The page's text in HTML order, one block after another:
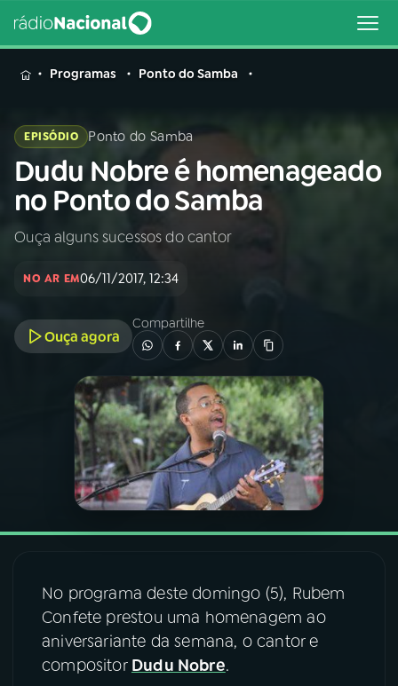
MENU
Buscar
na
Rádio
Nacional
Buscar
01INÍCIO
A RÁDIO
PROGRAMAÇÃO
PROGRAMAS
06VIDEOCASTS
07 ÚLTIMAS
Programas Ponto do Samba
EPISÓDIO Ponto do Samba
Dudu Nobre é homenageado
no Ponto do Samba
Ouça alguns sucessos do cantor
NO AR EM06/11/2017, 12:34
Ouça agora
Compartilhe
No programa deste domingo (5), Rubem
Confete prestou uma homenagem ao
aniversariante da semana, o cantor e
compositor Dudu Nobre.